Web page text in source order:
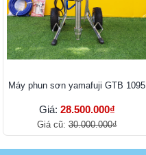
Máy phun sơn yamafuji GTB 1095
Giá: 28.500.000₫
Giá cũ:30.000.000₫